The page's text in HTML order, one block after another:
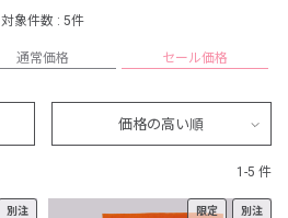
対象件数 : 5件
通常価格 セール価格
価格の高い順
1-5 件
別注 限定 別注